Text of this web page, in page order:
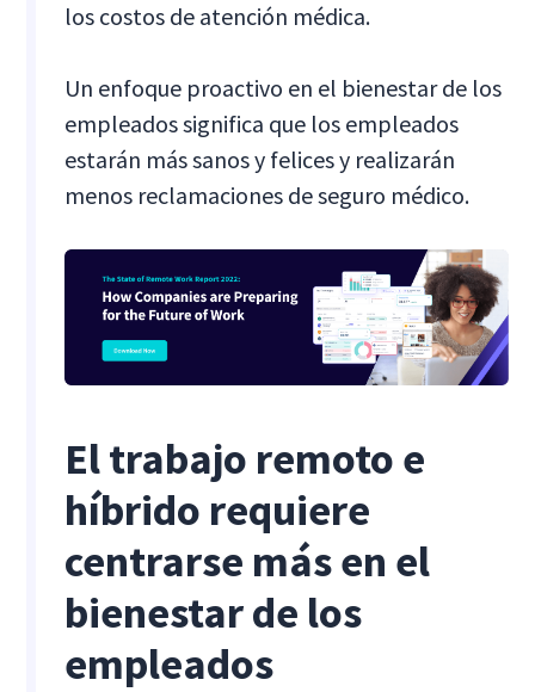
los costos de atención médica.
Un enfoque proactivo en el bienestar de los
empleados significa que los empleados
estarán más sanos y felices y realizarán
menos reclamaciones de seguro médico.
El trabajo remoto e
híbrido requiere
centrarse más en el
bienestar de los
empleados